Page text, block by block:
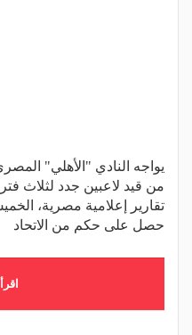
يواجه النادي "الأهلي"
من قيد لاعبين جدد لثلاث
تقارير إعلامية مصرية،
حصل على حكم من الاتحاد